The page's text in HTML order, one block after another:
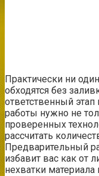
Практически ни
обходятся без
ответственный
работы нужно не
проверенных
рассчитать
Предварительный
избавит вас как от
нехватки